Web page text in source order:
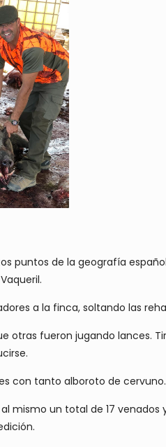
puntos de la geografía
a la finca, soltando las
otras fueron jugando lances.
con tanto alboroto de cervuno.
mismo un total de 17